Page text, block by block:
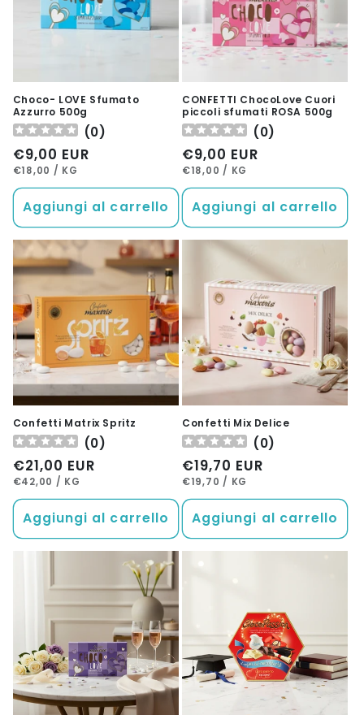
Choco- LOVE Sfumato
Azzurro 500g
(0)
Prezzo
di
listino
€9,00 EUR
PREZZO
€18,00 / PER
KG
Aggiungi al carrello
CONFETTI ChocoLove Cuori
piccoli sfumati ROSA 500g
(0)
Prezzo
di
listino
€9,00 EUR
PREZZO
€18,00 / PER
KG
Aggiungi al carrello
Confetti Matrix Spritz
(0)
Prezzo
di
listino
€21,00 EUR
PREZZO
€42,00 / PER
KG
Aggiungi al carrello
Confetti Mix Delice
(0)
Prezzo
di
listino
€19,70 EUR
PREZZO
€19,70 / PER
KG
Aggiungi al carrello